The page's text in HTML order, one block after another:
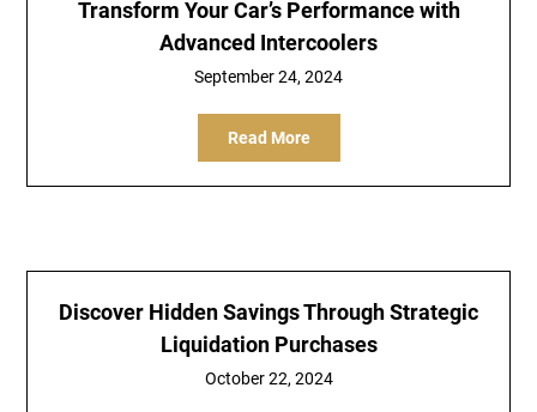
Transform Your Car’s Performance with
Advanced Intercoolers
September 24, 2024
Read More
Discover Hidden Savings Through Strategic
Liquidation Purchases
October 22, 2024